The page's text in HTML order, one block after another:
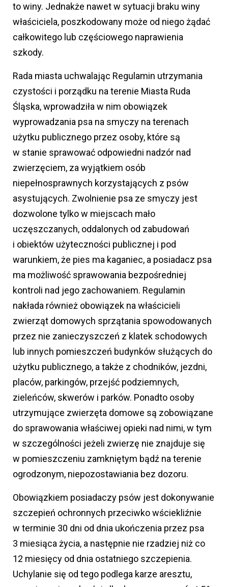
to winy. Jednakże nawet w sytuacji braku winy
właściciela, poszkodowany może od niego żądać
całkowitego lub częściowego naprawienia
szkody.
Rada miasta uchwalając Regulamin utrzymania
czystości i porządku na terenie Miasta Ruda
Śląska, wprowadziła w nim obowiązek
wyprowadzania psa na smyczy na terenach
użytku publicznego przez osoby, które są
w stanie sprawować odpowiedni nadzór nad
zwierzęciem, za wyjątkiem osób
niepełnosprawnych korzystających z psów
asystujących. Zwolnienie psa ze smyczy jest
dozwolone tylko w miejscach mało
uczęszczanych, oddalonych od zabudowań
i obiektów użyteczności publicznej i pod
warunkiem, że pies ma kaganiec, a posiadacz psa
ma możliwość sprawowania bezpośredniej
kontroli nad jego zachowaniem. Regulamin
nakłada również obowiązek na właścicieli
zwierząt domowych sprzątania spowodowanych
przez nie zanieczyszczeń z klatek schodowych
lub innych pomieszczeń budynków służących do
użytku publicznego, a także z chodników, jezdni,
placów, parkingów, przejść podziemnych,
zieleńców, skwerów i parków. Ponadto osoby
utrzymujące zwierzęta domowe są zobowiązane
do sprawowania właściwej opieki nad nimi, w tym
w szczególności jeżeli zwierzę nie znajduje się
w pomieszczeniu zamkniętym bądź na terenie
ogrodzonym, niepozostawiania bez dozoru.
Obowiązkiem posiadaczy psów jest dokonywanie
szczepień ochronnych przeciwko wściekliźnie
w terminie 30 dni od dnia ukończenia przez psa
3 miesiąca życia, a następnie nie rzadziej niż co
12 miesięcy od dnia ostatniego szczepienia.
Uchylanie się od tego podlega karze aresztu,